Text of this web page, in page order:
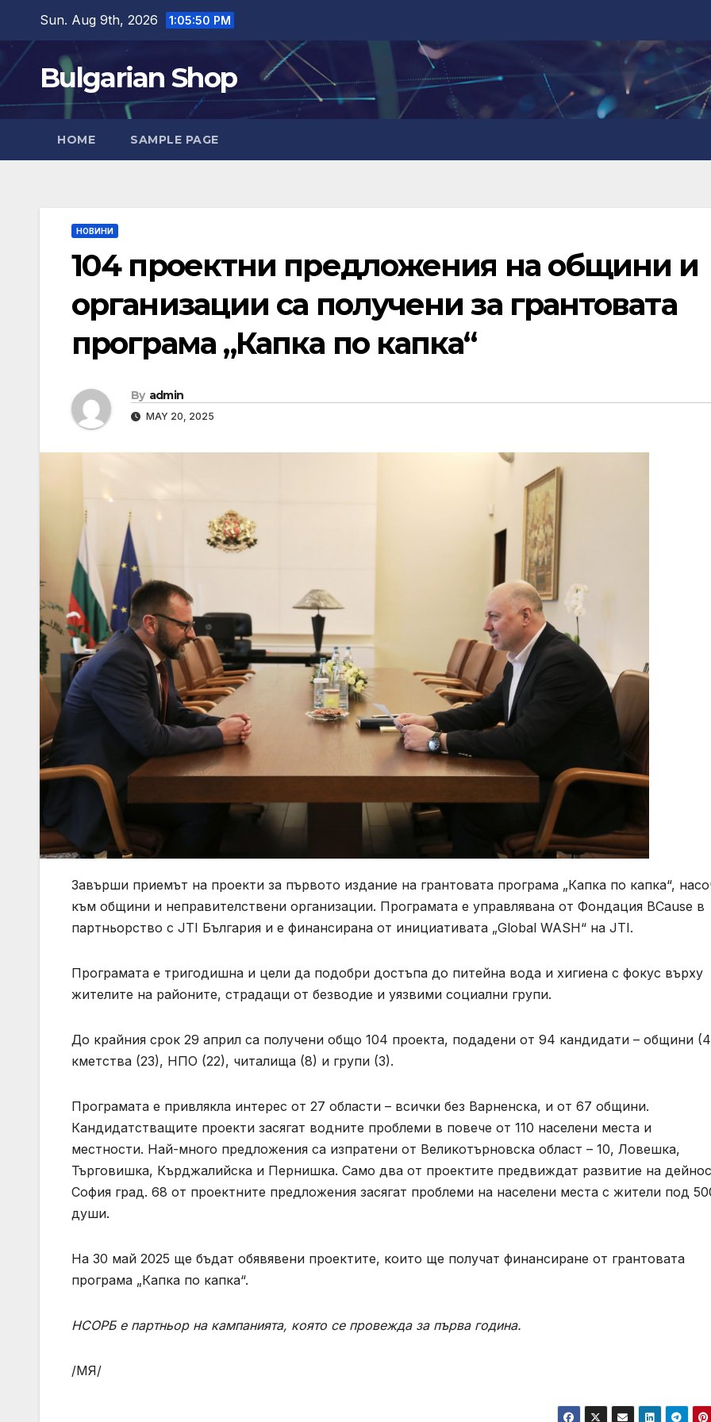
content
Sun. Aug 9th, 2026 1:05:51 PM
Bulgarian Shop
HOME SAMPLE PAGE
НОВИНИ
104 проектни предложения на общини и
организации са получени за грантовата
програма „Капка по капка“
By admin
MAY 20, 2025
Завърши приемът на проекти за първото издание на грантовата програма „Капка по капка“,
към общини и неправителствени организации. Програмата е управлявана от Фондация BCause в
партньорство с JTI България и е финансирана от инициативата „Global WASH“ на JTI.
Програмата е тригодишна и цели да подобри достъпа до питейна вода и хигиена с фокус върху
жителите на районите, страдащи от безводие и уязвими социални групи.
До крайния срок 29 април са получени общо 104 проекта, подадени от 94 кандидати – общини
кметства (23), НПО (22), читалища (8) и групи (3).
Програмата е привлякла интерес от 27 области – всички без Варненска, и от 67 общини.
Кандидатстващите проекти засягат водните проблеми в повече от 110 населени места и
местности. Най-много предложения са изпратени от Великотърновска област – 10, Ловешка,
Търговишка, Кърджалийска и Пернишка. Само два от проектите предвиждат развитие на
София град. 68 от проектните предложения засягат проблеми на населени места с жители под
души.
На 30 май 2025 ще бъдат обявявени проектите, които ще получат финансиране от грантовата
програма „Капка по капка“.
НСОРБ е партньор на кампанията, която се провежда за първа година.
/МЯ/